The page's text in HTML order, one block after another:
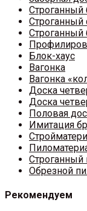
Строганный
Строганный
Строганный
Блок-хаус
Вагонка
Вагонка
Доска
Доска
Половая
Имитация
Строганный
Обрезной
Рекомендуем